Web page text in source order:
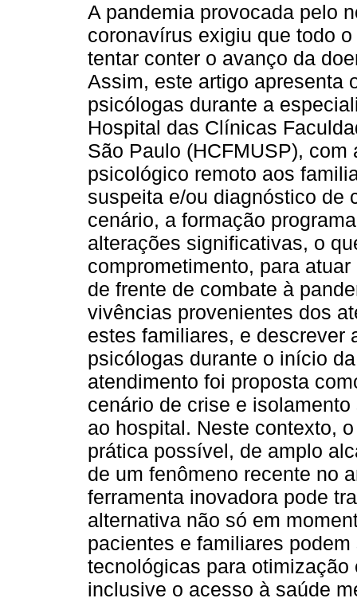
A pandemia provocada pelo
coronavírus exigiu que todo
tentar conter o avanço da
Assim, este artigo apresenta
psicólogas durante a
Hospital das Clínicas
São Paulo (HCFMUSP),
psicológico remoto aos
suspeita e/ou diagnóstico de
cenário, a formação
alterações significativas, o
comprometimento, para
de frente de combate à
vivências provenientes dos
estes familiares, e descrever
psicólogas durante o início
atendimento foi proposta
cenário de crise e
ao hospital. Neste contexto,
prática possível, de amplo
de um fenômeno recente no
ferramenta inovadora pode
alternativa não só em
pacientes e familiares
tecnológicas para
inclusive o acesso à saúde